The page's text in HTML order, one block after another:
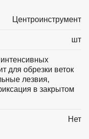
Центроинструмент
шт
для обрезки веток
лезвия,
в закрытом
Нет